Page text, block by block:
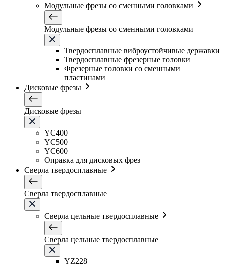
Модульные фрезы со сменными головками
Модульные фрезы со сменными головками
Твердосплавные виброустойчивые державки
Твердосплавные фрезерные головки
Фрезерные головки со сменными
пластинами
Дисковые фрезы
Дисковые фрезы
YC400
YC500
YC600
Оправка для дисковых фрез
Сверла твердосплавные
Сверла твердосплавные
Сверла цельные твердосплавные
Сверла цельные твердосплавные
YZ228